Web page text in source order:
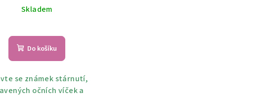
AGE PRO 15 ml
Skladem
Do košíku
se známek stárnutí,
očních víček a